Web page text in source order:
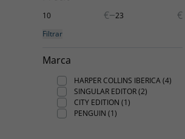
€– €
Filtrar
Marca
HARPER COLLINS IBERICA (4)
SINGULAR EDITOR (2)
CITY EDITION (1)
PENGUIN (1)